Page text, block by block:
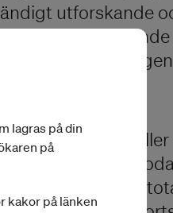
utforskande
återkommande
där ingen bild eller
en mer
sökande efter
lagras på din
på
kakor på länken